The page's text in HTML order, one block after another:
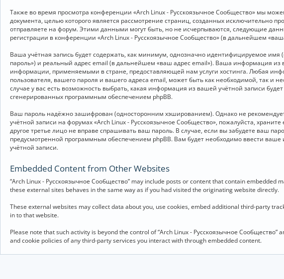
Также во время просмотра конференции «Arch Linux - Русскоязычное Сообщество» мы
документа, целью которого является рассмотрение страниц, созданных
отправляете на форум. Этими данными могут быть, но не исчерпываются, следующие
регистрации в конференции «Arch Linux - Русскоязычное Сообщество» (в дальнейшем
Ваша учётная запись будет содержать, как минимум, однозначно идентифицируемое
пароль») и реальный адрес email (в дальнейшем «ваш адрес email»). Ваша информация
информации, применяемыми в стране, предоставляющей нам услуги хостинга. Любая
пользователя, вашего пароля и вашего адреса email, может быть как необходимой, так и
случае у вас есть возможность выбрать, какая информация из вашей учётной записи
сгенерированных программным обеспечением phpBB.
Ваш пароль надёжно зашифрован (односторонним хэшированием). Однако не
учётной записи на форумах «Arch Linux - Русскоязычное Сообщество», пожалуйста,
другое третье лицо не вправе спрашивать ваш пароль. В случае, если вы забудете ваш
предусмотренной программным обеспечением phpBB. Вам будет необходимо ввести
учётной записи.
Embedded Content from Other Websites
“Arch Linux - Русскоязычное Сообщество” may include posts or content that contain
these external sites behaves in the same way as if you had visited the originating website directly.
These external websites may collect data about you, use cookies, embed additional third-party
in to that website.
Please note that such activity is beyond the control of “Arch Linux - Русскоязычное
and cookie policies of any third-party services you interact with through embedded content.